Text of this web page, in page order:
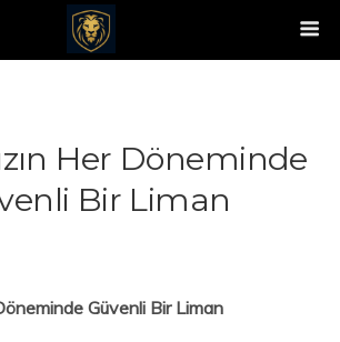
Her Döneminde
Bir Liman
Güvenli Bir Liman